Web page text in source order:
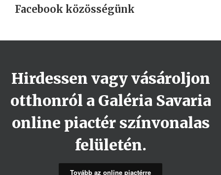
Facebook közösségünk
Hirdessen vagy vásároljon
otthonról a Galéria Savaria
online piactér színvonalas
felületén.
Tovább az online piactérre